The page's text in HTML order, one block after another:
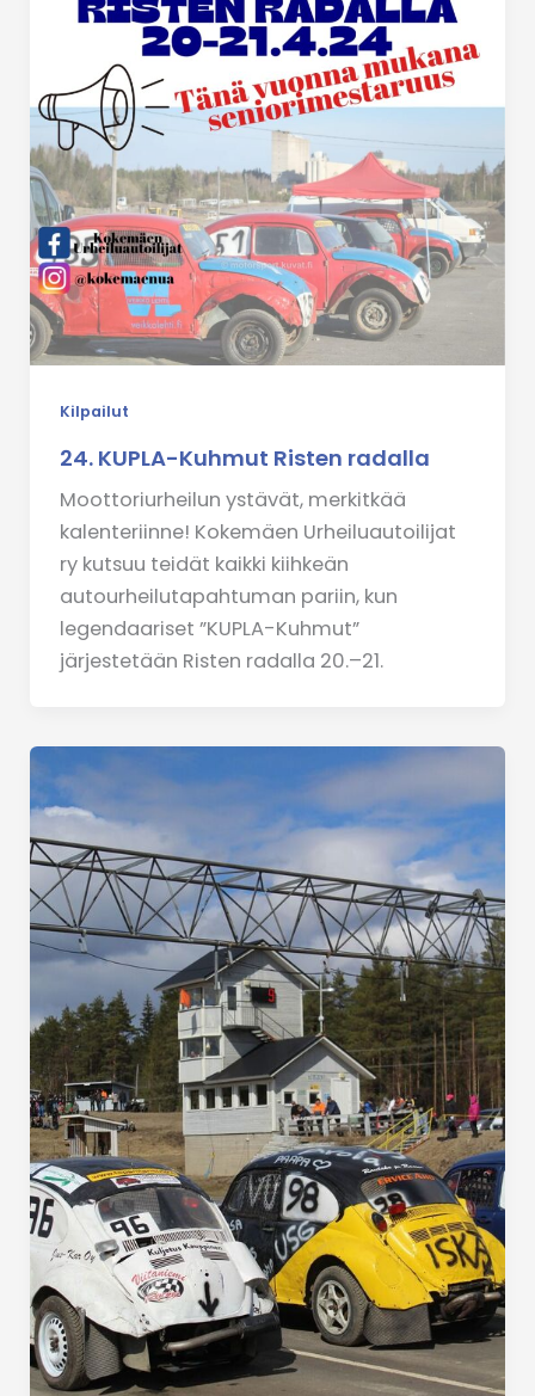
Kilpailut
24. KUPLA-Kuhmut Risten radalla
Moottoriurheilun ystävät, merkitkää
kalenteriinne! Kokemäen Urheiluautoilijat
ry kutsuu teidät kaikki kiihkeän
autourheilutapahtuman pariin, kun
legendaariset ”KUPLA-Kuhmut”
järjestetään Risten radalla 20.–21.